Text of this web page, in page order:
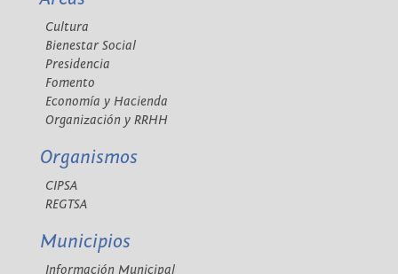
Cultura
Bienestar Social
Presidencia
Fomento
Economía y Hacienda
Organización y RRHH
Organismos
CIPSA
REGTSA
Municipios
Información Municipal